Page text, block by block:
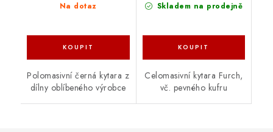
Na dotaz
Polomasivní černá kytara z
dílny oblíbeného výrobce
Skladem na prodejně
Celomasivní kytara Furch,
vč. pevného kufru